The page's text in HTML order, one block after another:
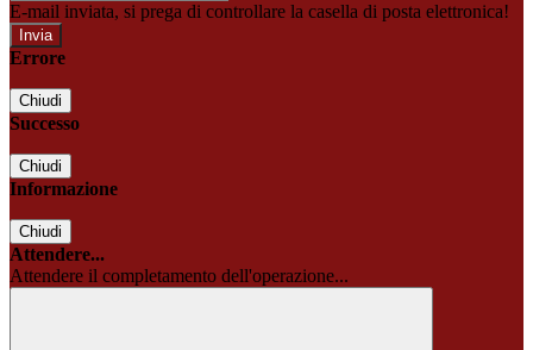
E-mail inviata, si prega di controllare la casella di posta elettronica!
Errore
Chiudi
Successo
Chiudi
Informazione
Chiudi
Attendere...
Attendere il completamento dell'operazione...